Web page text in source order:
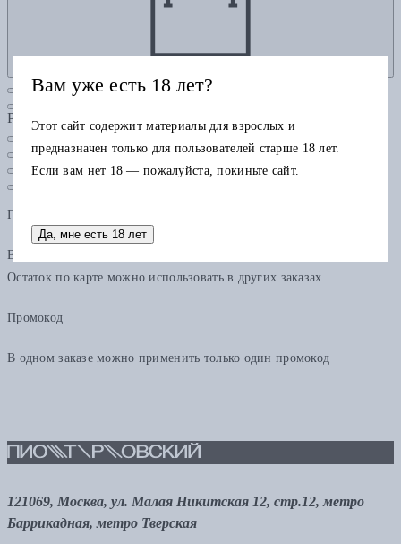
Рубрики
Подарочная карта
В одном заказе можно применить только одну подарочную карту.
Остаток по карте можно использовать в других заказах.
Промокод
В одном заказе можно применить только один промокод
121069, Москва, ул. Малая Никитская 12, стр.12, метро
Баррикадная, метро Тверская
Вам уже есть 18 лет?
Этот сайт содержит материалы для взрослых и
предназначен только для пользователей старше 18 лет.
Если вам нет 18 — пожалуйста, покиньте сайт.
Да, мне есть 18 лет